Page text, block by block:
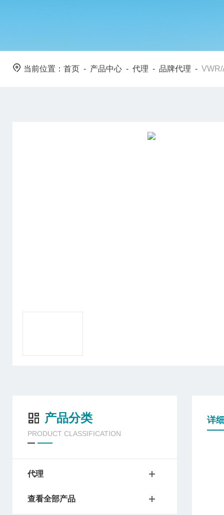
当前位置： 首页 - 产品中心 - 代理 - 品牌代理 -
产品分类
PRODUCT CLASSIFICATION
代理
查看全部产品
详